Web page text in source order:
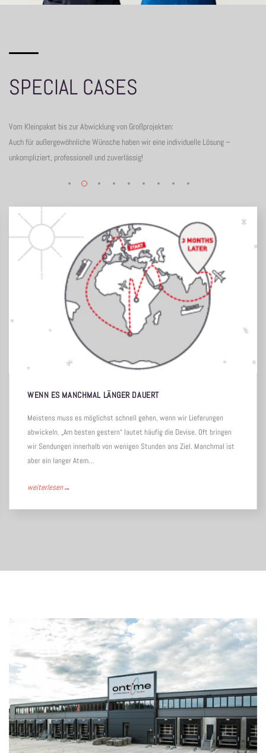
SPECIAL CASES
Vom Kleinpaket bis zur Abwicklung von Großprojekten:
Auch für außergewöhnliche Wünsche haben wir eine individuelle Lösung –
unkompliziert, professionell und zuverlässig!
WENN ES MANCHMAL LÄNGER DAUERT
Meistens muss es möglichst schnell gehen, wenn wir Lieferungen
abwickeln. „Am besten gestern“ lautet häufig die Devise. Oft bringen
wir Sendungen innerhalb von wenigen Stunden ans Ziel. Manchmal ist
aber ein langer Atem…
weiterlesen→